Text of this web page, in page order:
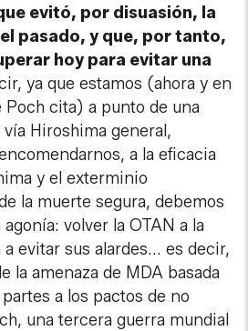
evitó, por disuasión, la
pasado, y que, por tanto,
hoy para evitar una
ya que estamos (ahora y en
Poch cita) a punto de una
Hiroshima general,
a la eficacia
y el exterminio
la muerte segura, debemos
volver la OTAN a la
evitar sus alardes... es decir,
la amenaza de MDA basada
a los pactos de no
una tercera guerra mundial